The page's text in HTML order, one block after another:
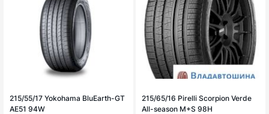
215/55/17 Yokohama BluEarth-GT
AE51 94W
215/65/16 Pirelli Scorpion Verde
All-season M+S 98H